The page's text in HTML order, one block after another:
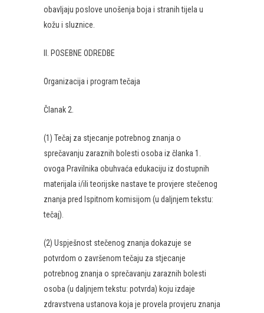
obavljaju poslove unošenja boja i stranih tijela u
kožu i sluznice.
II. POSEBNE ODREDBE
Organizacija i program tečaja
Članak 2.
(1) Tečaj za stjecanje potrebnog znanja o
sprečavanju zaraznih bolesti osoba iz članka 1.
ovoga Pravilnika obuhvaća edukaciju iz dostupnih
materijala i/ili teorijske nastave te provjere stečenog
znanja pred Ispitnom komisijom (u daljnjem tekstu:
tečaj).
(2) Uspješnost stečenog znanja dokazuje se
potvrdom o završenom tečaju za stjecanje
potrebnog znanja o sprečavanju zaraznih bolesti
osoba (u daljnjem tekstu: potvrda) koju izdaje
zdravstvena ustanova koja je provela provjeru znanja